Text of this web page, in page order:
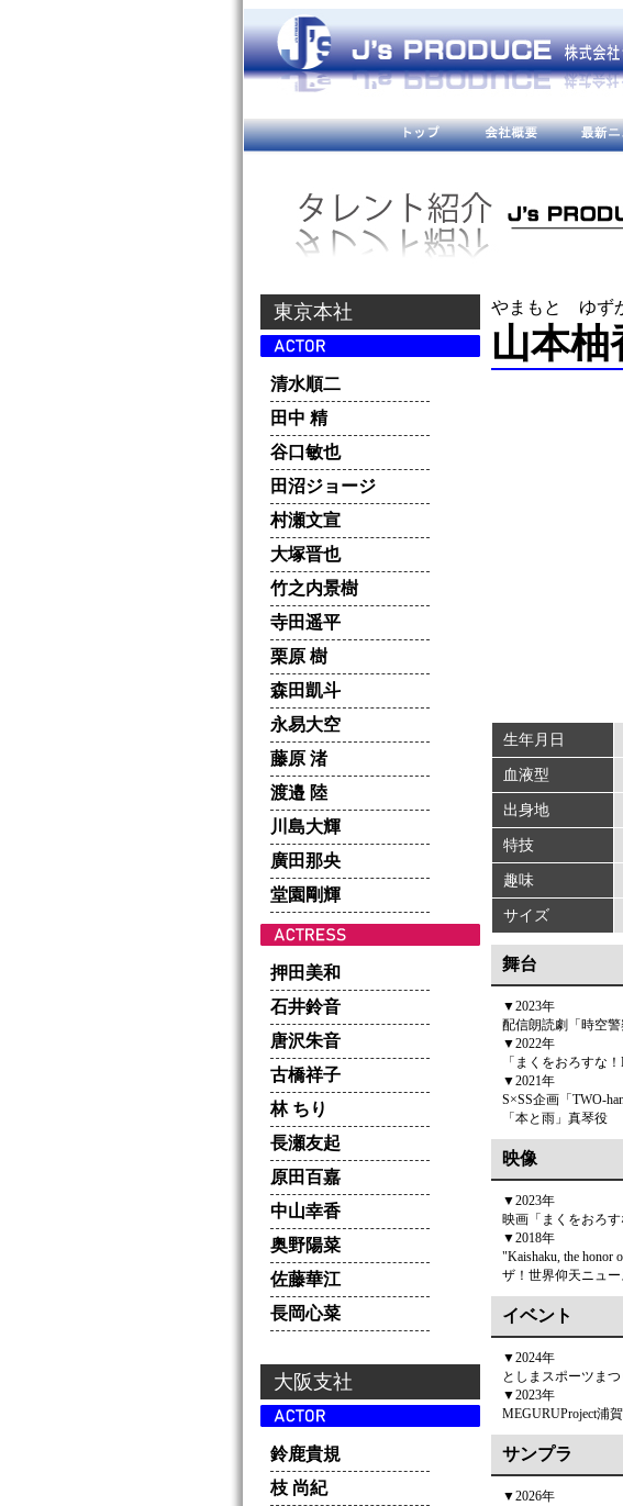
東京本社
清水順二
田中 精
谷口敏也
田沼ジョージ
村瀬文宣
大塚晋也
竹之内景樹
寺田遥平
栗原 樹
森田凱斗
永易大空
藤原 渚
渡邉 陸
川島大輝
廣田那央
堂園剛輝
押田美和
石井鈴音
唐沢朱音
古橋祥子
林 ちり
長瀬友起
原田百嘉
中山幸香
奥野陽菜
佐藤華江
長岡心菜
大阪支社
鈴鹿貴規
枝 尚紀
やまもと ゆず
山本柚
生年月日
血液型
出身地
特技
趣味
サイズ
舞台
▼2023年
配信朗読劇「時空
▼2022年
「まくをおろすな
▼2021年
S×SS企画「TWO-
「本と雨」真琴役
映像
▼2023年
映画「まくをおろす
▼2018年
"Kaishaku, the honor
ザ！世界仰天ニュー
イベント
▼2024年
としまスポーツまつ
▼2023年
MEGURUProject浦
サンプラ
▼2026年